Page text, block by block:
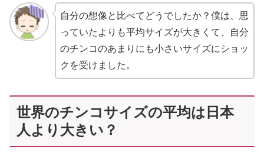
自分の想像と比べてどうでしたか？僕は、思
っていたよりも平均サイズが大きくて、自分
のチンコのあまりにも小さいサイズにショッ
クを受けました。
世界のチンコサイズの平均は日本
人より大きい？